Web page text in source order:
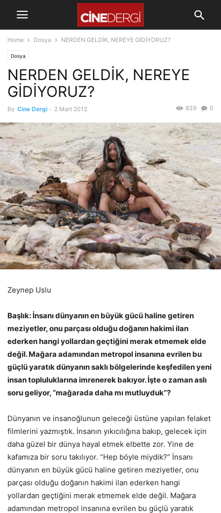
Home Dosya NERDEN GELDİK, NEREYE GİDİYORUZ?
Dosya
NERDEN GELDİK, NEREYE
GİDİYORUZ?
By Cine Dergi - 2 Mart 2012 0
839
Zeynep Uslu
Başlık: İnsanı dünyanın en büyük gücü haline getiren
meziyetler, onu parçası olduğu doğanın hakimi ilan
ederken hangi yollardan geçtiğini merak etmemek elde
değil. Mağara adamından metropol insanına evrilen bu
güçlü yaratık dünyanın saklı bölgelerinde keşfedilen yeni
insan topluluklarına imrenerek bakıyor. İşte o zaman aslı
soru geliyor, “mağarada daha mı mutluyduk”?
Dünyanın ve insanoğlunun geleceği üstüne yapılan felaket
filmlerini yazmıştık. İnsanın yıkıcılığına bakıp, gelecek için
daha güzel bir dünya hayal etmek elbette zor. Yine de
kafamıza bir soru takılıyor. “Hep böyle miydik?” İnsanı
dünyanın en büyük gücü haline getiren meziyetler, onu
parçası olduğu doğanın hakimi ilan ederken hangi
yollardan geçtiğini merak etmemek elde değil. Mağara
adamından metropol insanına evrilen bu güçlü yaratık